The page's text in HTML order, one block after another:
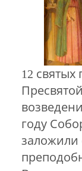
12
году
заложили